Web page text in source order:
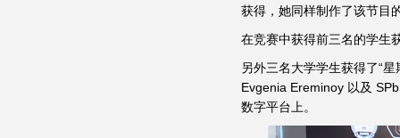
获得，她同样制作了该节目
在竞赛中获得前三名的学生
另外三名大学学生获得了“
Evgenia Ereminoy 以及
数字平台上。